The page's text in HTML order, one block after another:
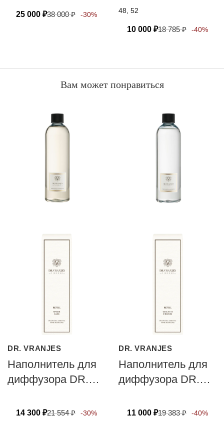
25 000 ₽38 000₽ -30% 48, 52
10 000 ₽18 785₽ -40%
Вам может понравиться
DR. VRANJES
Наполнитель для
диффузора DR.
FIRENZE SPEZIE
14 300 ₽21 554₽ -30%
DR. VRANJES
Наполнитель для
диффузора DR.
FIRENZE GIGLIO
11 000 ₽19 383₽ -40%